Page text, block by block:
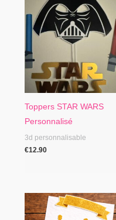
Toppers STAR WARS
Personnalisé
3d personnalisable
€12.90
Plage
de